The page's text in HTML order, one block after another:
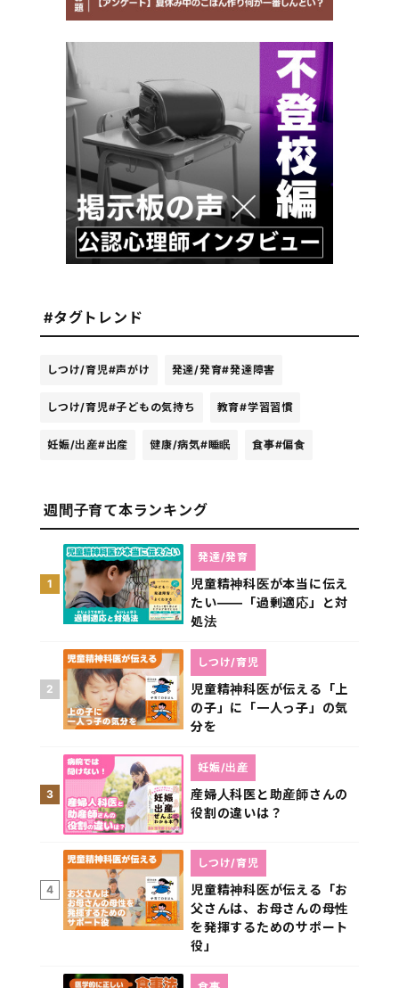
#タグトレンド
しつけ/育児#声がけ 発達/発育#発達障害
しつけ/育児#子どもの気持ち 教育#学習習慣
妊娠/出産#出産 健康/病気#睡眠 食事#偏食
週間子育て本ランキング
1
児童精神科医が本当に伝え
たい――「過剰適応」と対
処法
発達/発育
2
児童精神科医が伝える「上
の子」に「一人っ子」の気
分を
しつけ/育児
3
産婦人科医と助産師さんの
役割の違いは？
妊娠/出産
4
児童精神科医が伝える「お
父さんは、お母さんの母性
を発揮するためのサポート
役」
しつけ/育児